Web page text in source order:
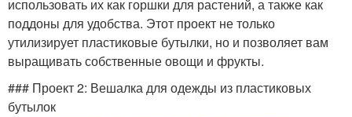
использовать их как горшки для растений, а также как
поддоны для удобства. Этот проект не только
утилизирует пластиковые бутылки, но и позволяет вам
выращивать собственные овощи и фрукты.
### Проект 2: Вешалка для одежды из пластиковых
бутылок